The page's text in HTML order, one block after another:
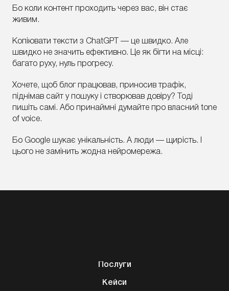
Бо коли контент проходить через вас, він стає
живим.
Копіювати тексти з ChatGPT — це швидко. Але
швидко не значить ефективно. Це як бігти на місці:
багато руху, нуль прогресу.
Хочете, щоб блог працював, приносив трафік,
піднімав сайт у пошуку і створював довіру? Тоді
пишіть самі. Або принаймні думайте про власний tone
of voice.
Бо Google шукає унікальність. А люди — щирість. І
цього не замінить жодна нейромережа.
Послуги
Кейси